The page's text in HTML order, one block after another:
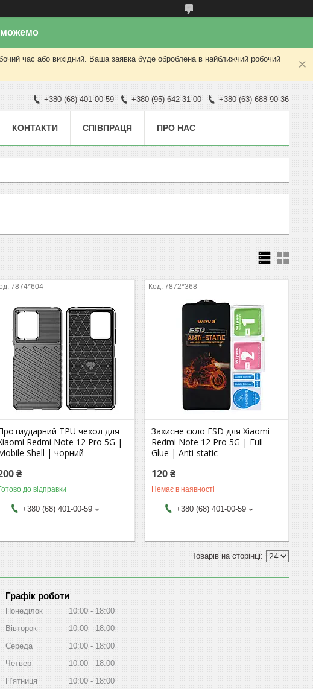
можемо
час або вихідний. Ваша заявка буде оброблена в найближчий робочий
+380 (68) 401-00-59 +380 (95) 642-31-00 +380 (63) 688-90-36
КОНТАКТИ СПІВПРАЦЯ ПРО НАС
7874*604
TPU чехол для
Redmi Note 12 Pro 5G |
Shell | чорний
₴
до відправки
+380 (68) 401-00-59
7872*368
Захисне скло ESD для Xiaomi
Redmi Note 12 Pro 5G | Full
Glue | Anti-static
120 ₴
Немає в наявності
+380 (68) 401-00-59
Графік роботи
Понеділок 10:00
18:00
Вівторок
10:00
18:00
Середа
10:00
18:00
Четвер
10:00
18:00
Пʼятниця
10:00
18:00